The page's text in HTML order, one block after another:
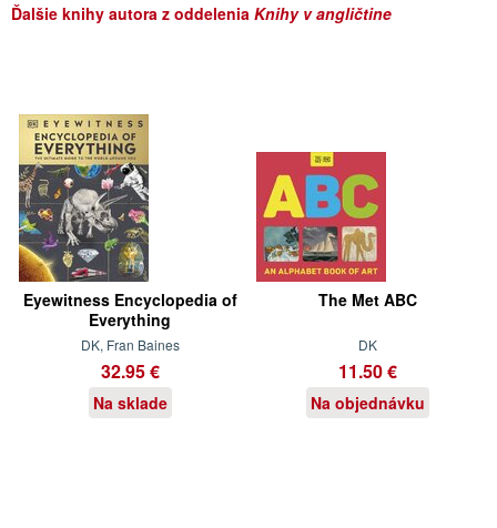
Ďalšie knihy autora z oddelenia Knihy v angličtine
Eyewitness Encyclopedia of
Everything
DK, Fran Baines
32.95 €
Na sklade
The Met ABC
DK
11.50 €
Na objednávku